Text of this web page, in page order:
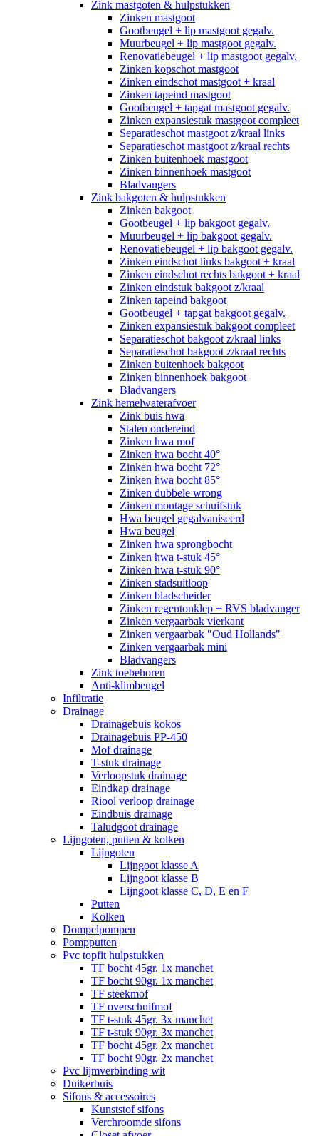
Zink mastgoten & hulpstukken
Zinken mastgoot
Gootbeugel + lip mastgoot gegalv.
Muurbeugel + lip mastgoot gegalv.
Renovatiebeugel + lip mastgoot gegalv.
Zinken kopschot mastgoot
Zinken eindschot mastgoot + kraal
Zinken tapeind mastgoot
Gootbeugel + tapgat mastgoot gegalv.
Zinken expansiestuk mastgoot compleet
Separatieschot mastgoot z/kraal links
Separatieschot mastgoot z/kraal rechts
Zinken buitenhoek mastgoot
Zinken binnenhoek mastgoot
Bladvangers
Zink bakgoten & hulpstukken
Zinken bakgoot
Gootbeugel + lip bakgoot gegalv.
Muurbeugel + lip bakgoot gegalv.
Renovatiebeugel + lip bakgoot gegalv.
Zinken eindschot links bakgoot + kraal
Zinken eindschot rechts bakgoot + kraal
Zinken eindstuk bakgoot z/kraal
Zinken tapeind bakgoot
Gootbeugel + tapgat bakgoot gegalv.
Zinken expansiestuk bakgoot compleet
Separatieschot bakgoot z/kraal links
Separatieschot bakgoot z/kraal rechts
Zinken buitenhoek bakgoot
Zinken binnenhoek bakgoot
Bladvangers
Zink hemelwaterafvoer
Zink buis hwa
Stalen ondereind
Zinken hwa mof
Zinken hwa bocht 40°
Zinken hwa bocht 72°
Zinken hwa bocht 85°
Zinken dubbele wrong
Zinken montage schuifstuk
Hwa beugel gegalvaniseerd
Hwa beugel
Zinken hwa sprongbocht
Zinken hwa t-stuk 45°
Zinken hwa t-stuk 90°
Zinken stadsuitloop
Zinken bladscheider
Zinken regentonklep + RVS bladvanger
Zinken vergaarbak vierkant
Zinken vergaarbak "Oud Hollands"
Zinken vergaarbak mini
Bladvangers
Zink toebehoren
Anti-klimbeugel
Infiltratie
Drainage
Drainagebuis kokos
Drainagebuis PP-450
Mof drainage
T-stuk drainage
Verloopstuk drainage
Eindkap drainage
Riool verloop drainage
Eindbuis drainage
Taludgoot drainage
Lijngoten, putten & kolken
Lijngoten
Lijngoot klasse A
Lijngoot klasse B
Lijngoot klasse C, D, E en F
Putten
Kolken
Dompelpompen
Pompputten
Pvc topfit hulpstukken
TF bocht 45gr. 1x manchet
TF bocht 90gr. 1x manchet
TF steekmof
TF overschuifmof
TF t-stuk 45gr. 3x manchet
TF t-stuk 90gr. 3x manchet
TF bocht 45gr. 2x manchet
TF bocht 90gr. 2x manchet
Pvc lijmverbinding wit
Duikerbuis
Sifons & accessoires
Kunststof sifons
Verchroomde sifons